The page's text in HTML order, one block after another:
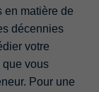
en matière de
décennies
votre
que vous
Pour une